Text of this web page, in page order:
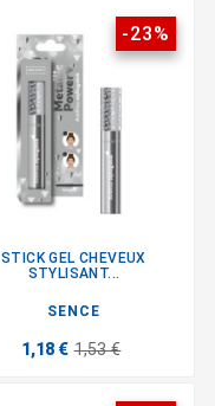
-23%
STICK GEL CHEVEUX
STYLISANT...
SENCE
1,18 € 1,53 €